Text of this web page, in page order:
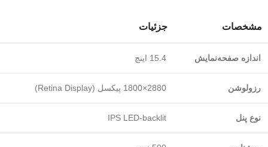
مشخصات جزئیات
اندازه صفحه‌نمایش 15.4 اینچ
رزولوشن 2880×1800 پیکسل (Retina Display)
نوع پنل IPS LED-backlit